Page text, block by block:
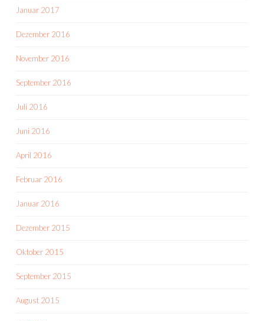
Januar 2017
Dezember 2016
November 2016
September 2016
Juli 2016
Juni 2016
April 2016
Februar 2016
Januar 2016
Dezember 2015
Oktober 2015
September 2015
August 2015